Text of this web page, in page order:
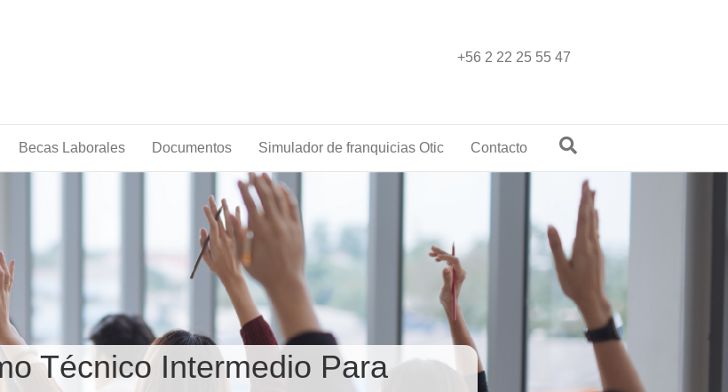
+56 2 22 25 55 47
Becas Laborales Documentos Simulador de franquicias Otic Contacto
Técnico Intermedio Para